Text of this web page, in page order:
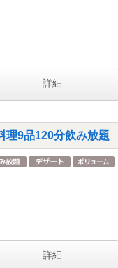
詳細
理9品120分飲み放題
詳細